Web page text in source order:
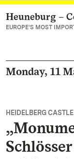
Navigate to
Heuneburg –
EUROPE’S MOST
Monday, 11
HEIDELBERG